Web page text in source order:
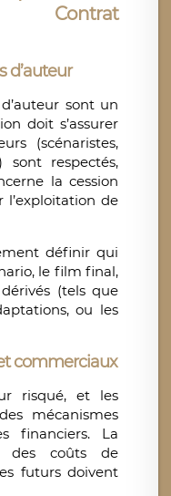
Contrat
d’auteur
sont un
doit s’assurer
(scénaristes,
sont respectés,
la cession
l’exploitation de
définir qui
le film final,
(tels que
ou les
commerciaux
risqué, et les
mécanismes
financiers. La
des coûts de
futurs doivent